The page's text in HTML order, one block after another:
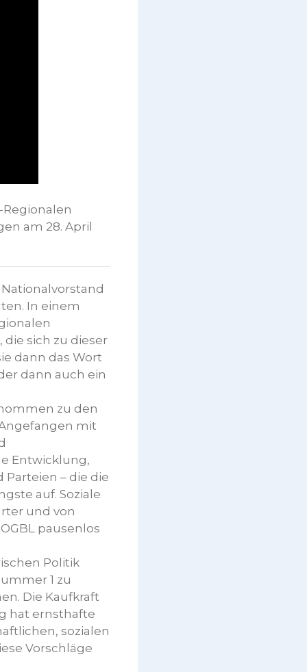
am 28. April
In einem
sich zu dieser
dann das Wort
dann auch ein
zu den
mit
Entwicklung,
– die die
auf. Soziale
und von
pausenlos
Politik
1 zu
Die Kaufkraft
hat ernsthafte
sozialen
Vorschläge